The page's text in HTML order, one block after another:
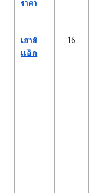
ราคา
เฮาส์
แอ็ด
16